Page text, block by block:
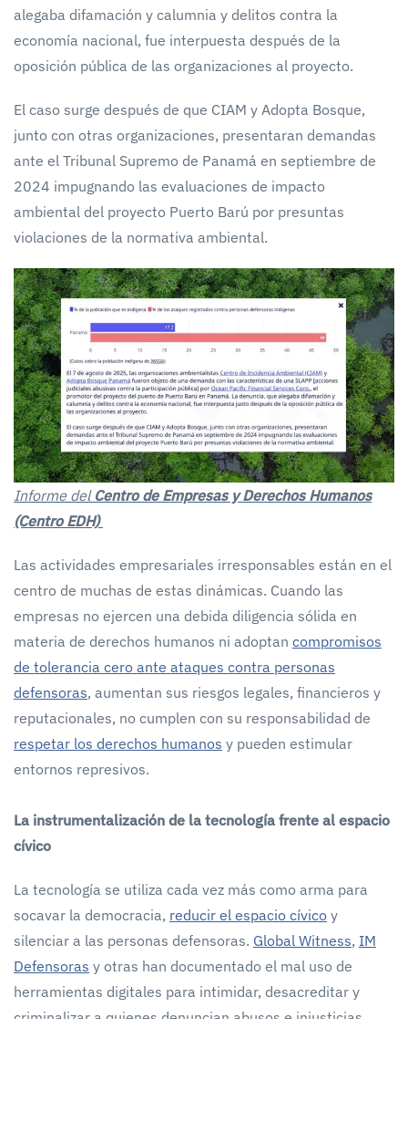
alegaba difamación y calumnia y delitos contra la
economía nacional, fue interpuesta después de la
oposición pública de las organizaciones al proyecto.
El caso surge después de que CIAM y Adopta Bosque,
junto con otras organizaciones, presentaran demandas
ante el Tribunal Supremo de Panamá en septiembre de
2024 impugnando las evaluaciones de impacto
ambiental del proyecto Puerto Barú por presuntas
violaciones de la normativa ambiental.
Informe delCentro de Empresas y Derechos Humanos
(Centro EDH)
Las actividades empresariales irresponsables están en el
centro de muchas de estas dinámicas. Cuando las
empresas no ejercen una debida diligencia sólida en
materia de derechos humanos ni adoptan compromisos
de tolerancia cero ante ataques contra personas
defensoras, aumentan sus riesgos legales, financieros y
reputacionales, no cumplen con su responsabilidad de
respetar los derechos humanos y pueden estimular
entornos represivos.
La instrumentalización de la tecnología frente al espacio
cívico
La tecnología se utiliza cada vez más como arma para
socavar la democracia, reducir el espacio cívico y
silenciar a las personas defensoras. Global Witness, IM
Defensoras y otras han documentado el mal uso de
herramientas digitales para intimidar, desacreditar y
criminalizar a quienes denuncian abusos e injusticias.